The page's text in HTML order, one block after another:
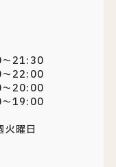
21:30
19:00
曜日